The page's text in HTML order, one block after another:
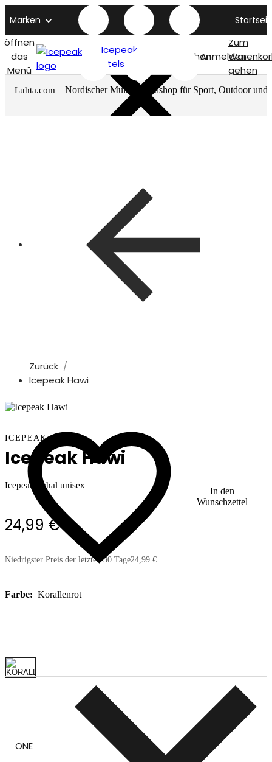
Marken
öffnen
das
Menü
Icepeak
titelseite
SuchenAnmelden
Zum
gehen
Luhta.com – Nordischer Multimarkenshop für Sport, Outdoor und
Zurück
Icepeak Hawi
In den
Wunschzettel
ICEPEAK
Icepeak Hawi
Icepeak Schal unisex
24,99 €
Niedrigster Preis der letzten 30 Tage24,99 €
Farbe: Korallenrot
ONE